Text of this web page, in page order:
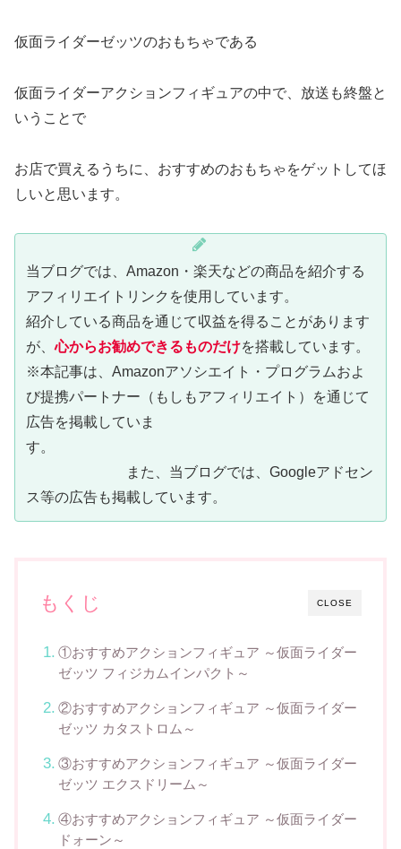
仮面ライダーゼッツのおもちゃである
仮面ライダーアクションフィギュアの中で、放送も終盤と
いうことで
お店で買えるうちに、おすすめのおもちゃをゲットしてほ
しいと思います。
当ブログでは、Amazon・楽天などの商品を紹介する
アフィリエイトリンクを使用しています。
紹介している商品を通じて収益を得ることがあります
が、心からお勧めできるものだけを搭載しています。
※本記事は、Amazonアソシエイト・プログラムおよ
び提携パートナー（もしもアフィリエイト）を通じて
広告を掲載していま
す。
また、当ブログでは、Googleアドセン
ス等の広告も掲載しています。
CLOSE
もくじ
①おすすめアクションフィギュア ～仮面ライダー
ゼッツ フィジカムインパクト～
②おすすめアクションフィギュア ～仮面ライダー
ゼッツ カタストロム～
③おすすめアクションフィギュア ～仮面ライダー
ゼッツ エクスドリーム～
④おすすめアクションフィギュア ～仮面ライダー
ドォーン～